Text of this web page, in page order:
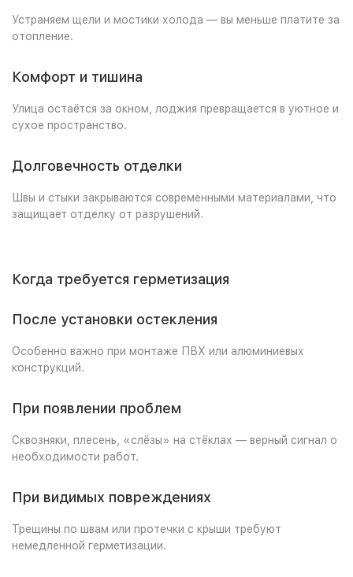
Устраняем щели и мостики холода — вы меньше платите за
отопление.
Комфорт и тишина
Улица остаётся за окном, лоджия превращается в уютное и
сухое пространство.
Долговечность отделки
Швы и стыки закрываются современными материалами, что
защищает отделку от разрушений.
Когда требуется герметизация
После установки остекления
Особенно важно при монтаже ПВХ или алюминиевых
конструкций.
При появлении проблем
Сквозняки, плесень, «слёзы» на стёклах — верный сигнал о
необходимости работ.
При видимых повреждениях
Трещины по швам или протечки с крыши требуют
немедленной герметизации.